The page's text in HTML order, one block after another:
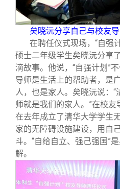
矣晓沅分享自己与校友
在聘任仪式现场，“自强
硕士二年级学生矣晓沅分享
滴故事。他说，“自强计划”
导师是生活上的帮助者，是
人，也是家人。矣晓沅说：
师就是我们的家人。”在校
在去年成立了清华大学学生
家的无障碍设施建设，用自
斗。“自给自立、强己强国”
解。